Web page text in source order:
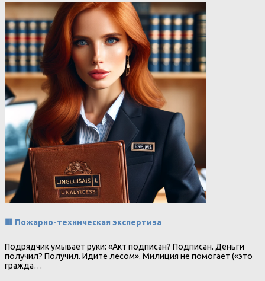
🟥 Пожарно-техническая экспертиза
Подрядчик умывает руки: «Акт подписан? Подписан. Деньги
получил? Получил. Идите лесом». Милиция не помогает («это
гражда…